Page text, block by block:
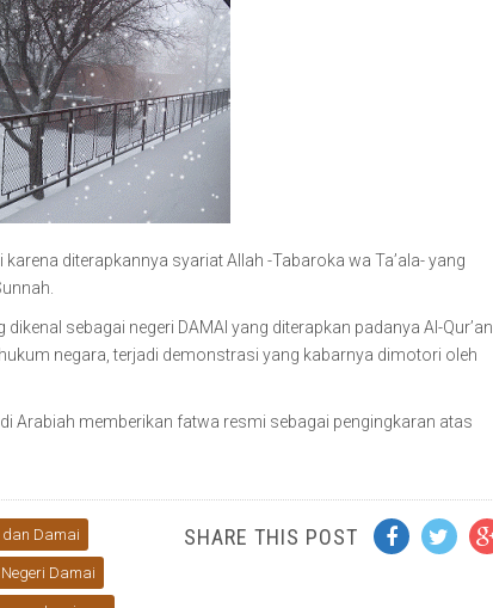
diterapkannya syariat Allah -Tabaroka wa Ta’ala- yang
sebagai negeri DAMAI yang diterapkan padanya Al-Qur’an
negara, terjadi demonstrasi yang kabarnya dimotori oleh
Arabiah memberikan fatwa resmi sebagai pengingkaran atas
dan Damai
Damai
SHARE THIS POST